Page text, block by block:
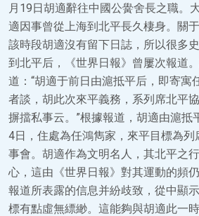
月19日胡適辭往中國公黌舍長之職。
適因事曾從上海到北平長久棲身。關
該時段胡適沒有留下日誌，所以很多
到北平后，《世界日報》曾屢次報道
道：“胡適于前日由滬抵平后，即寄寓
者談，胡此次來平義務，系列席北平
摒擋私事云。”根據報道，胡適由滬抵
4日，住處為任鴻雋家，來平目標為
事會。胡適作為文明名人，其北平之
心，這由《世界日報》對其運動的頻
報道所表露的信息并紛歧致，從中顯
標有點虛無縹緲。這能夠與胡適此一